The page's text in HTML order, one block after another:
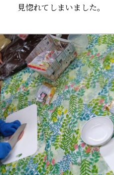
見惚れてしまいました。